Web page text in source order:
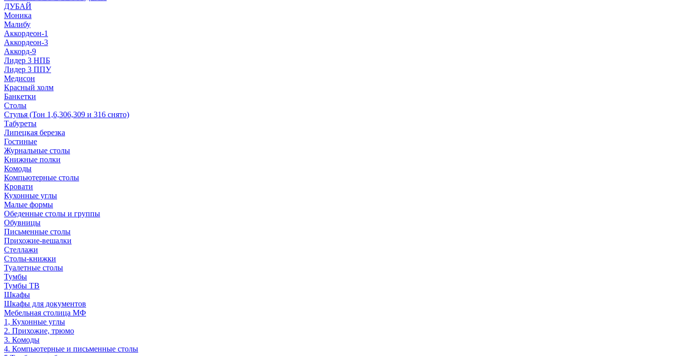
ДУБАЙ
Моника
Малибу
Аккордеон-1
Аккордеон-3
Аккорд-9
Лидер 3 НПБ
Лидер 3 ППУ
Медисон
Красный холм
Банкетки
Столы
Стулья (Тон 1,6,306,309 и 316 снято)
Табуреты
Липецкая березка
Гостиные
Журнальные столы
Книжные полки
Комоды
Компьютерные столы
Кровати
Кухонные углы
Малые формы
Обеденные столы и группы
Обувницы
Письменные столы
Прихожие-вешалки
Стеллажи
Столы-книжки
Туалетные столы
Тумбы
Тумбы ТВ
Шкафы
Шкафы для документов
Мебельная столица МФ
1, Кухонные углы
2. Прихожие, трюмо
3. Комоды
4. Компьютерные и письменные столы